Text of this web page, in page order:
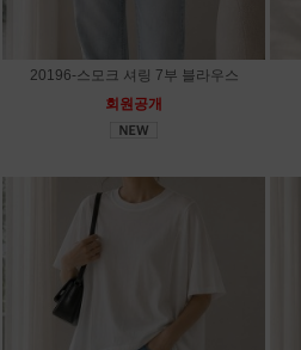
20196-스모크 셔링 7부 블라우스
회원공개